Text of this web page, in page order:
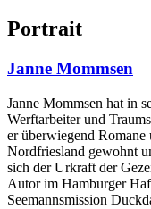
Portrait
Janne Mommsen
Janne Mommsen hat in
Werftarbeiter und
er überwiegend Romane
Nordfriesland gewohnt
sich der Urkraft der
Autor im Hamburger
Seemannsmission